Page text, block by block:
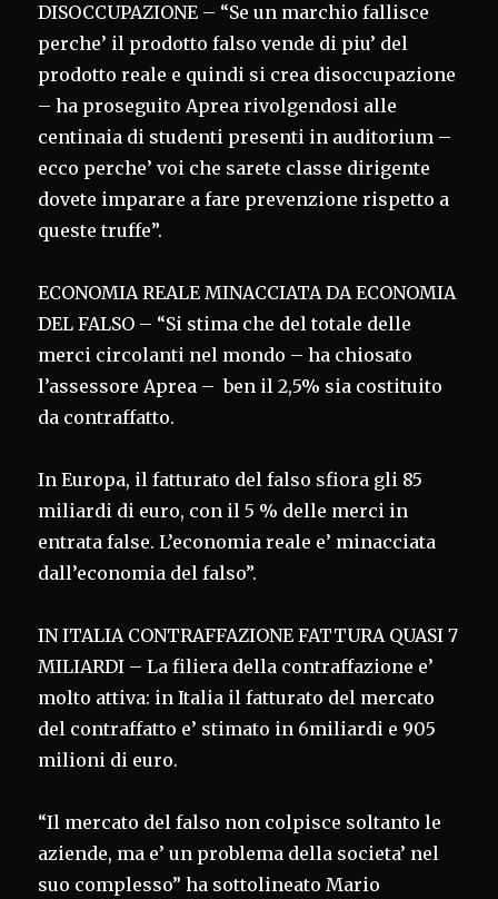
DISOCCUPAZIONE – “Se un marchio fallisce
perche’ il prodotto falso vende di piu’ del
prodotto reale e quindi si crea disoccupazione
– ha proseguito Aprea rivolgendosi alle
centinaia di studenti presenti in auditorium –
ecco perche’ voi che sarete classe dirigente
dovete imparare a fare prevenzione rispetto a
queste truffe”.
ECONOMIA REALE MINACCIATA DA ECONOMIA
DEL FALSO – “Si stima che del totale delle
merci circolanti nel mondo – ha chiosato
l’assessore Aprea – ben il 2,5% sia costituito
da contraffatto.
In Europa, il fatturato del falso sfiora gli 85
miliardi di euro, con il 5 % delle merci in
entrata false. L’economia reale e’ minacciata
dall’economia del falso”.
IN ITALIA CONTRAFFAZIONE FATTURA QUASI 7
MILIARDI – La filiera della contraffazione e’
molto attiva: in Italia il fatturato del mercato
del contraffatto e’ stimato in 6miliardi e 905
milioni di euro.
“Il mercato del falso non colpisce soltanto le
aziende, ma e’ un problema della societa’ nel
suo complesso” ha sottolineato Mario